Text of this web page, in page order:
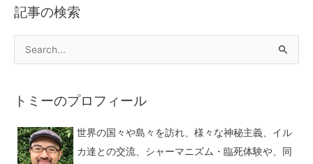
記事の検索
トミーのプロフィール
世界の国々や島々を訪れ、様々な神秘主義、イル
カ達との交流、シャーマニズム・臨死体験や、同